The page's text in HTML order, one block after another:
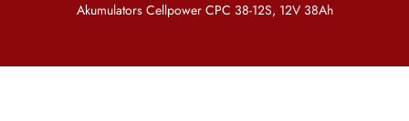
Akumulators Cellpower CPC 38-12S, 12V 38Ah